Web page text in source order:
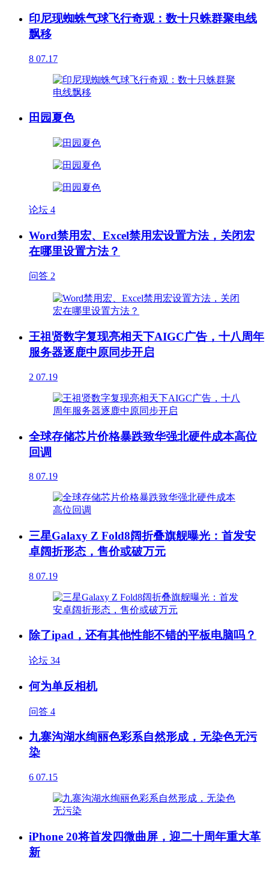
印尼现蜘蛛气球飞行奇观：数十只蛛群聚电线
飘移
8 07.17
田园夏色
论坛 4
Word禁用宏、Excel禁用宏设置方法，关闭宏
在哪里设置方法？
问答 2
王祖贤数字复现亮相天下AIGC广告，十八周年
服务器逐鹿中原同步开启
2 07.19
全球存储芯片价格暴跌致华强北硬件成本高位
回调
8 07.19
三星Galaxy Z Fold8阔折叠旗舰曝光：首发安
卓阔折形态，售价或破万元
8 07.19
除了ipad，还有其他性能不错的平板电脑吗？
论坛 34
何为单反相机
问答 4
九寨沟湖水绚丽色彩系自然形成，无染色无污
染
6 07.15
iPhone 20将首发四微曲屏，迎二十周年重大革
新